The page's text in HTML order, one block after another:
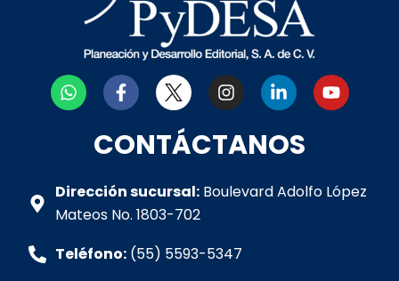
W
h
p
p
F
a
e
b
o
k
-
I
n
t
a
r
L
i
k
e
i
Y
o
e
CONTÁCTANOS
Dirección sucursal: Boulevard Adolfo López
Mateos No. 1803-702
Teléfono: (55) 5593-5347